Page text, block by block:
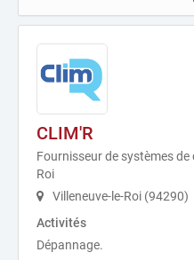
CLIM'R
Fournisseur de systèmes
Roi
Villeneuve-le-Roi (94290)
Activités
Dépannage.